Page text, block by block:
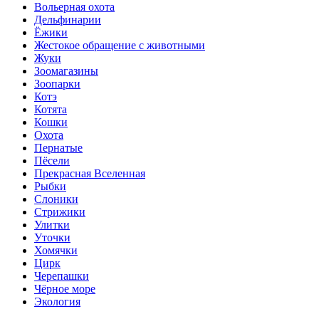
Вольерная охота
Дельфинарии
Ёжики
Жестокое обращение с животными
Жуки
Зоомагазины
Зоопарки
Котэ
Котята
Кошки
Охота
Пернатые
Пёсели
Прекрасная Вселенная
Рыбки
Слоники
Стрижики
Улитки
Уточки
Хомячки
Цирк
Черепашки
Чёрное море
Экология